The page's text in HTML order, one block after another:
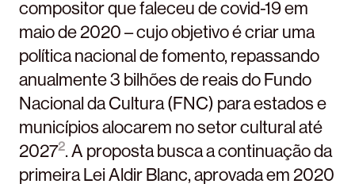
compositor que faleceu de covid-19 em
maio de 2020 – cujo objetivo é criar uma
política nacional de fomento, repassando
anualmente 3 bilhões de reais do Fundo
Nacional da Cultura (FNC) para estados e
municípios alocarem no setor cultural até
20272. A proposta busca a continuação da
primeira Lei Aldir Blanc, aprovada em 2020